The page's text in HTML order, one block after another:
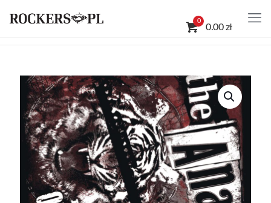
0
0.00 zł